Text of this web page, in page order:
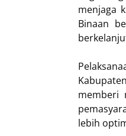
menjaga
Binaan
memberi
lebih